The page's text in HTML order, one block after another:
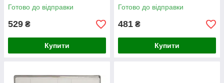
Готово до відправки
529 ₴
Купити
Готово до відправки
481 ₴
Купити